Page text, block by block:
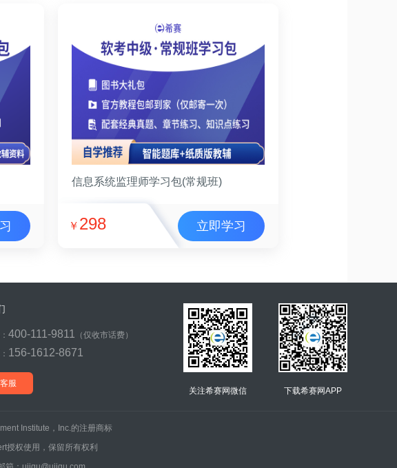
信息系统监理师学习包(常规班)
￥ 298 立即学习
400-111-9811
（仅收市话费）
156-1612-8671
服
关注希赛网微信 下载希赛网APP
Institute，Inc.的注册商标
授权使用，保留所有权利